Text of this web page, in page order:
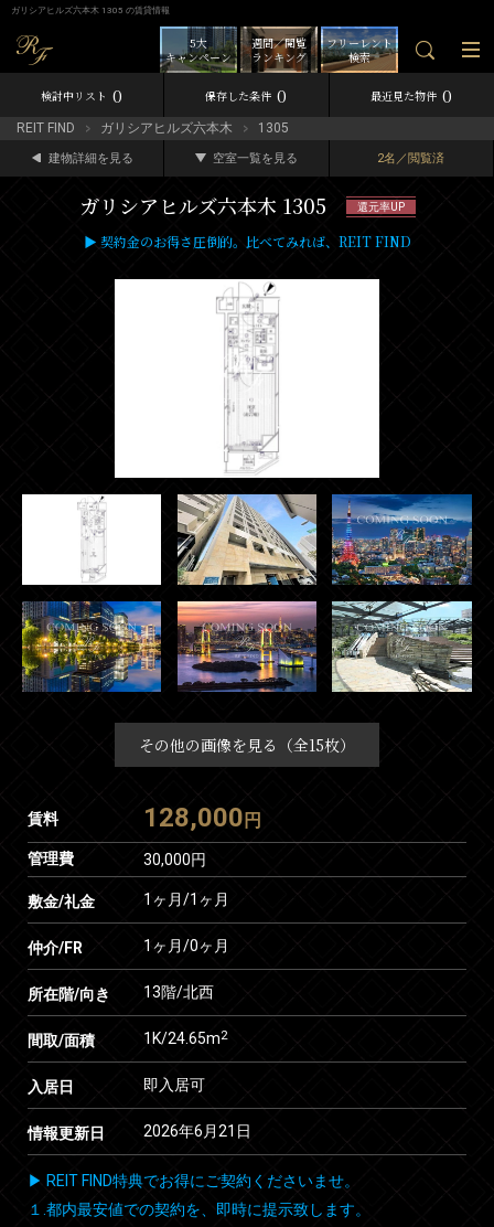
ガリシアヒルズ六本木 1305 の賃貸情報
フリーレント
検索
週間／閲覧
ランキング
5大
キャンペーン
検討中リスト 0 保存した条件 0 最近見た物件 0
REIT FIND ガリシアヒルズ六本木 1305
建物詳細を見る 空室一覧を見る 2名／閲覧済
ガリシアヒルズ六本木 1305 還元率UP
▶ 契約金のお得さ圧倒的。比べてみれば、REIT FIND
その他の画像を見る（全15枚）
賃料 128,000 円
管理費 30,000円
敷金/礼金 1ヶ月/1ヶ月
仲介/FR 1ヶ月/0ヶ月
所在階/向き 13階/北西
間取/面積 1K/24.65m2
入居日 即入居可
情報更新日 2026年6月21日
▶ REIT FIND特典でお得にご契約くださいませ。
１.都内最安値での契約を、即時に提示致します。